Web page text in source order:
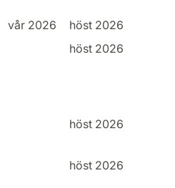
vår 2026
höst 2026
höst 2026
höst 2026
höst 2026